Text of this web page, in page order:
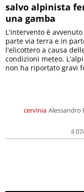
salvo alpinista
una gamba
cervinia Alessandro
il
L'intervento è
parte via terra e in
l'elicottero a causa
condizioni meteo.
non ha riportato gravi